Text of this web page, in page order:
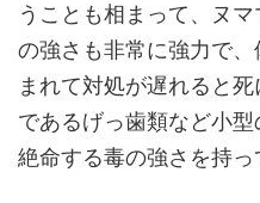
うことも相まって、ヌ
の強さも非常に強力で
まれて対処が遅れると
であるげっ歯類など小
絶命する毒の強さを持っ